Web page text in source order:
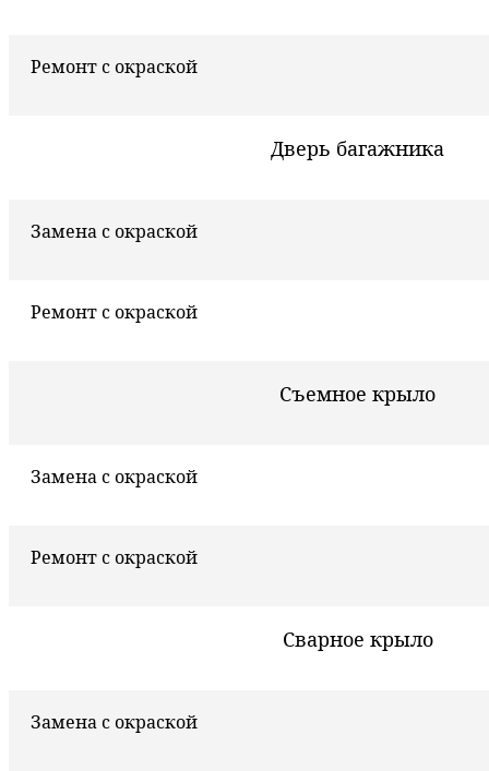
Ремонт с окраской
Дверь багажника
Замена с окраской
Ремонт с окраской
Съемное крыло
Замена с окраской
Ремонт с окраской
Сварное крыло
Замена с окраской